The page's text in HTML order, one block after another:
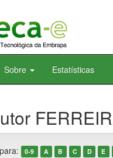
Sobre Estatísticas
0-9 A B C D E